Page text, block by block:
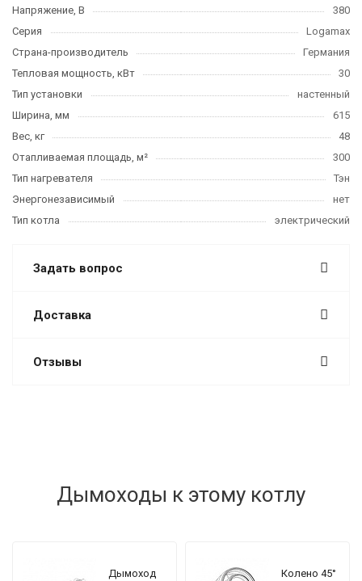
Напряжение, В
380
Серия
Logamax
Страна-производитель
Германия
Тепловая мощность, кВт
30
Тип установки
настенный
Ширина, мм
615
Вес, кг
48
Отапливаемая площадь, м²
300
Тип нагревателя
Тэн
Энергонезависимый
нет
Тип котла
электрический
Задать вопрос
Доставка
Отзывы
Дымоходы к этому котлу
Дымоход
Колено 45°